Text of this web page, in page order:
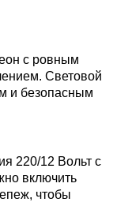
с ровным
Световой
и безопасным
220/12 Вольт с
включить
чтобы